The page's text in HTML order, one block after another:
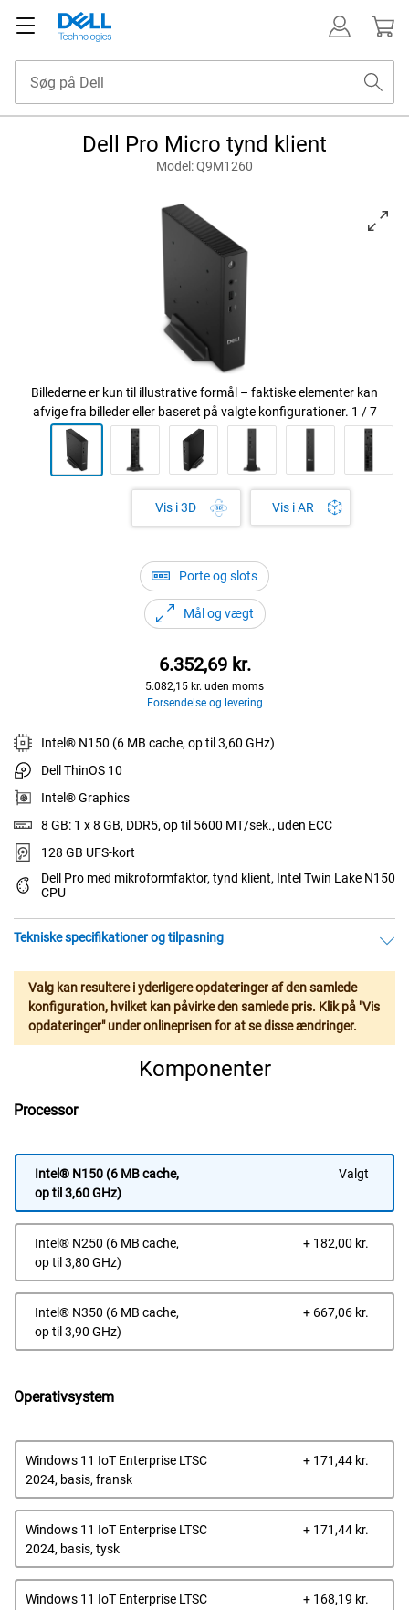
Dell Pro Micro tynd klient
Model: Q9M1260
View højrevendt Dell Pro Q9M1260.
Porte og slots
Mål og vægt
Billederne er kun til illustrative formål – faktiske elementer kan
afvige fra billeder eller baseret på valgte konfigurationer. 1 /7
Vis i 3D Vis i AR
Dells
pris
6.352,69 kr.
5.082,15 kr. uden moms
Forsendelse og levering
Intel® N150 (6 MB cache, op til 3,60 GHz)
Dell ThinOS 10
Intel® Graphics
8 GB: 1 x 8 GB, DDR5, op til 5600 MT/sek., uden ECC
128 GB UFS-kort
Dell Pro med mikroformfaktor, tynd klient, Intel Twin Lake N150
CPU
Tekniske specifikationer og tilpasning
Valg kan resultere i yderligere opdateringer af den samlede
konfiguration, hvilket kan påvirke den samlede pris. Klik på "Vis
opdateringer" under onlineprisen for at se disse ændringer.
Komponenter
Processor
Intel® N150 (6 MB cache,
op til 3,60 GHz)
Valgt
Intel® N250 (6 MB cache,
op til 3,80 GHz)
+ 182,00 kr.
Intel® N350 (6 MB cache,
op til 3,90 GHz)
+ 667,06 kr.
Operativsystem
Windows 11 IoT Enterprise LTSC
2024, basis, fransk
+ 171,44 kr.
Windows 11 IoT Enterprise LTSC
2024, basis, tysk
+ 171,44 kr.
Windows 11 IoT Enterprise LTSC
+ 168,19 kr.